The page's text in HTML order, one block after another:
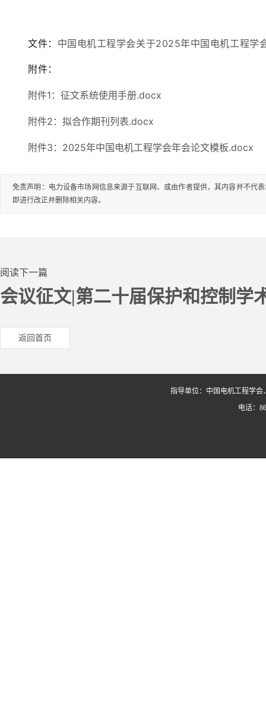
文件： 中国电机工程学会关于2025年中国电机工程学
附件：
附件1：征文系统使用手册.docx
附件2：拟合作期刊列表.docx
附件3：2025年中国电机工程学会年会论文模板.docx
免责声明：电力设备市场网信息来源于互联网、或由作者提供，其内容并不代
即进行改正并删除相关内容。
阅读下一篇
会议征文|第二十届保护和控制学
返回首页
指导单位：中国电机工程学
电话：